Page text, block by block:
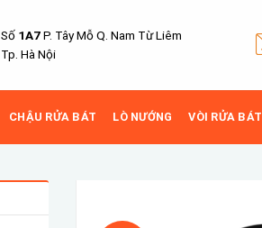
Số 1A7P. Tây Mỗ Q. Nam Từ Liêm
Tp. Hà Nội
CHẬU RỬA BÁT LÒ NƯỚNG VÒI RỬA BÁT